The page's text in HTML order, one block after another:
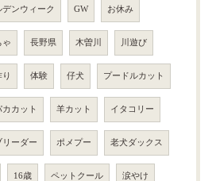
デンウィーク GW お休み
ゃ 長野県 木曽川 川遊び
り 体験 仔犬 プードルカット
カカット 羊カット イタコリー
リーダー ポメプー 老犬ダックス
16歳 ペットクール 涙やけ